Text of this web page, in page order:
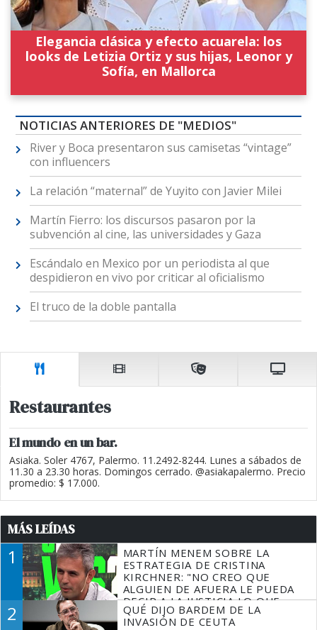
Elegancia clásica y efecto acuarela: los
looks de Letizia Ortiz y sus hijas, Leonor y
Sofía, en Mallorca
NOTICIAS ANTERIORES DE "MEDIOS"
River y Boca presentaron sus camisetas “vintage”
con influencers
La relación “maternal” de Yuyito con Javier Milei
Martín Fierro: los discursos pasaron por la
subvención al cine, las universidades y Gaza
Escándalo en Mexico por un periodista al que
despidieron en vivo por criticar al oficialismo
El truco de la doble pantalla
Restaurantes
El mundo en un bar.
Asiaka. Soler 4767, Palermo. 11.2492-8244. Lunes a sábados de
11.30 a 23.30 horas. Domingos cerrado. @asiakapalermo. Precio
promedio: $ 17.000.
MÁS LEÍDAS
1
MARTÍN MENEM SOBRE LA
ESTRATEGIA DE CRISTINA
KIRCHNER: "NO CREO QUE
ALGUIEN DE AFUERA LE PUEDA
DECIR A LA JUSTICIA LO QUE
TIENE QUE HACER"
2
QUÉ DIJO BARDEM DE LA
INVASIÓN DE CEUTA